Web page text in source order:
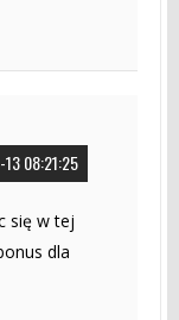
08:21:25
się w tej
dla